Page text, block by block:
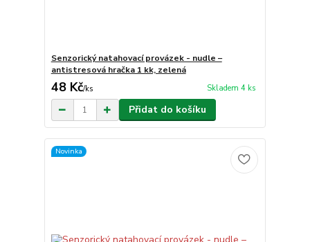
Senzorický natahovací provázek - nudle –
antistresová hračka 1 kk, zelená
48 Kč/ks Skladem 4 ks
Přidat do košíku
Novinka